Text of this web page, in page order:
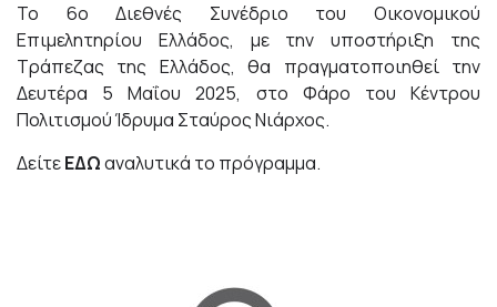
Το 6ο Διεθνές Συνέδριο του Οικονομικού
Επιμελητηρίου Ελλάδος, με την υποστήριξη της
Τράπεζας της Ελλάδος, θα πραγματοποιηθεί την
Δευτέρα 5 Μαΐου 2025, στο Φάρο του Κέντρου
Πολιτισμού Ίδρυμα Σταύρος Νιάρχος.
ΔείτεΕΔΩαναλυτικά το πρόγραμμα.